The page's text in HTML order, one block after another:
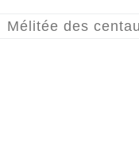
Mélitée des